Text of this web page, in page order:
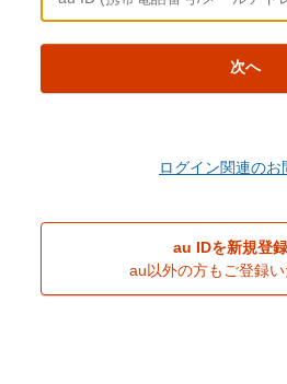
次へ
ログイン関連のお
au IDを新規登
au以外の方もご登録